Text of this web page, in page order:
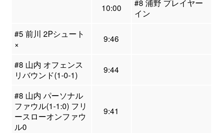
10:00
#8 浦野 プレイヤー
イン
#5 前川 2Pシュート
×
9:46
#8 山内 オフェンス
リバウンド(1-0-1)
9:44
#8 山内 パーソナル
ファウル(1-1:0) フリ
ースローオンファウ
ル0
9:41